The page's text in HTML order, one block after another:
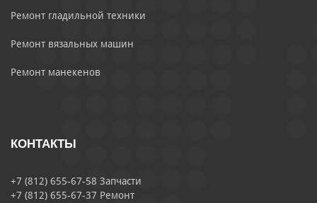
Ремонт гладильной техники
Ремонт вязальных машин
Ремонт манекенов
КОНТАКТЫ
+7 (812) 655-67-58 Запчасти
+7 (812) 655-67-37 Ремонт